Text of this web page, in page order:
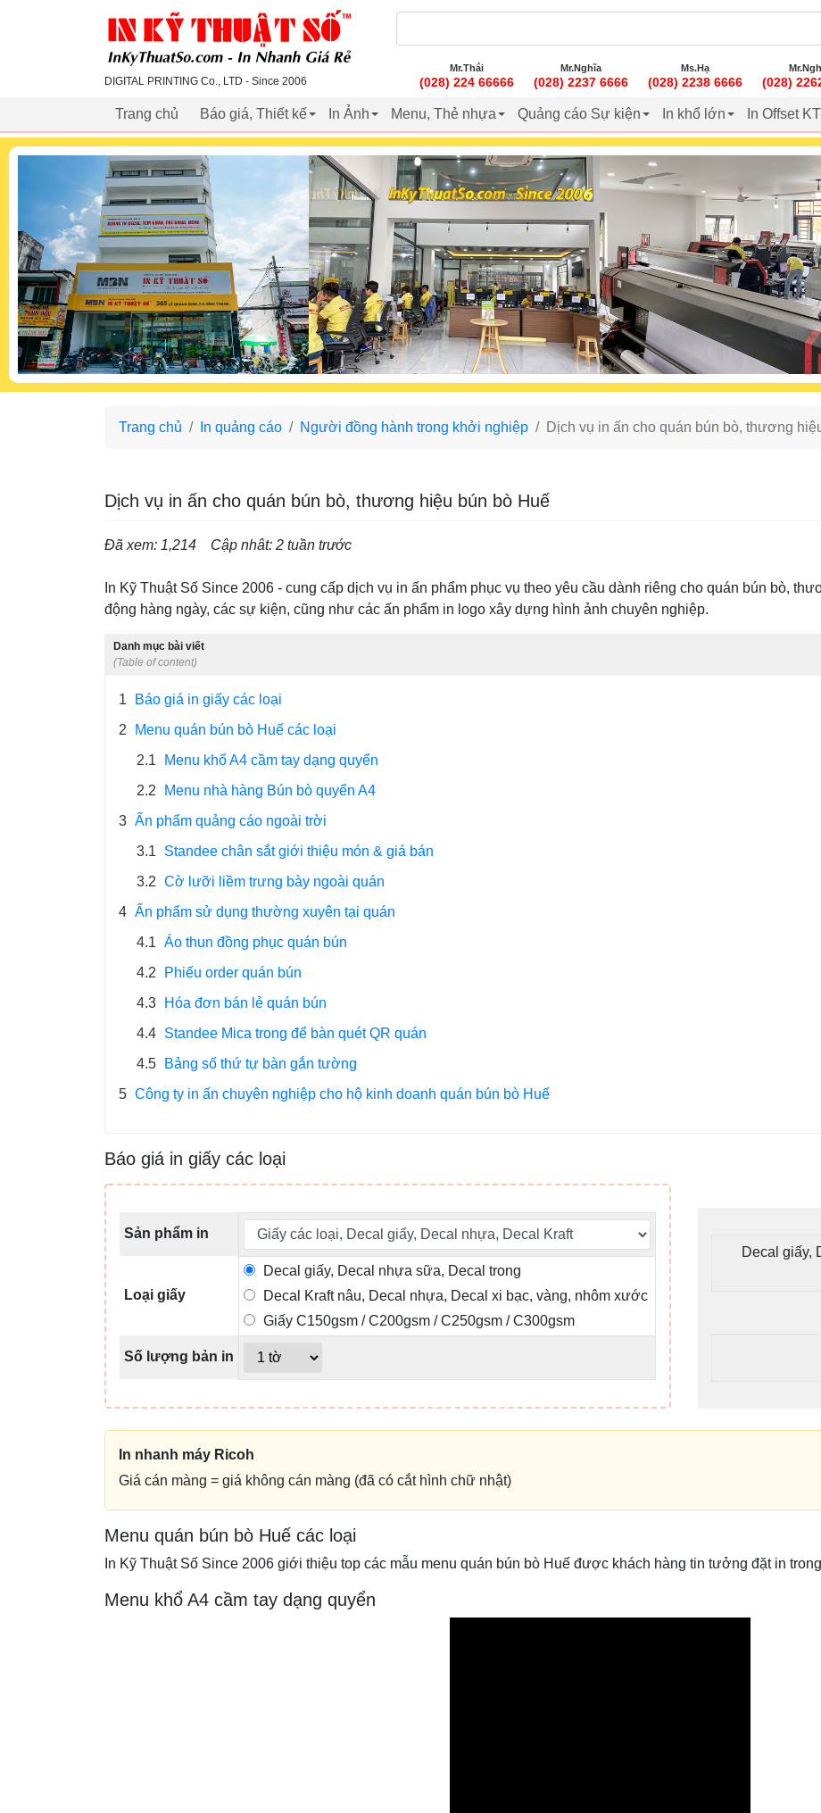
inkythuatso.com
DIGITAL PRINTING Co., LTD - Since 2006
Mr.Thái
(028) 224 66666
Mr.Nghĩa
(028) 2237 6666
Ms.Hạ
(028) 2238 6666 (028)
Trang chủ Báo giá, Thiết kế In Ảnh Menu, Thẻ nhựa Quảng cáo Sự kiện In khổ lớn In Offset
Trang chủ In quảng cáo Người đồng hành trong khởi nghiệp Dịch vụ in ấn cho quán bún bò, thương
Dịch vụ in ấn cho quán bún bò, thương hiệu bún bò Huế
Đã xem: 1,214 Cập nhât: 2 tuần trước
In Kỹ Thuật Số Since 2006 - cung cấp dịch vụ in ấn phẩm phục vụ theo yêu cầu dành riêng cho quán bún bò,
động hàng ngày, các sự kiện, cũng như các ấn phẩm in logo xây dựng hình ảnh chuyên nghiệp.
Danh mục bài viết
(Table of content)
1
Báo giá in giấy các loại
2
Menu quán bún bò Huế các loại
2.1
Menu khổ A4 cầm tay dạng quyển
2.2
Menu nhà hàng Bún bò quyển A4
3 Ấn phẩm quảng cáo ngoài trời
3.1
Standee chân sắt giới thiệu món & giá bán
3.2 Cờ lưỡi liềm trưng bày ngoài quán
4 Ấn phẩm sử dụng thường xuyên tại quán
4.1 Áo thun đồng phục quán bún
4.2
Phiếu order quán bún
4.3
Hóa đơn bán lẻ quán bún
4.4 Standee Mica trong để bàn quét QR quán
4.5
Bảng số thứ tự bàn gắn tường
5 Công ty in ấn chuyên nghiệp cho hộ kinh doanh quán bún bò Huế
Báo giá in giấy các loại
Sản phẩm in
Loại giấy
Decal giấy, Decal nhựa sữa, Decal trong
Decal Kraft nâu, Decal nhựa, Decal xi bạc, vàng, nhôm xước
Giấy C150gsm / C200gsm / C250gsm / C300gsm
Số lượng bản in
Decal giấy,
In nhanh máy Ricoh
Giá cán màng = giá không cán màng (đã có cắt hình chữ nhật)
Menu quán bún bò Huế các loại
In Kỹ Thuật Số Since 2006 giới thiệu top các mẫu menu quán bún bò Huế được khách hàng tin tưởng đặt in
Menu khổ A4 cầm tay dạng quyển